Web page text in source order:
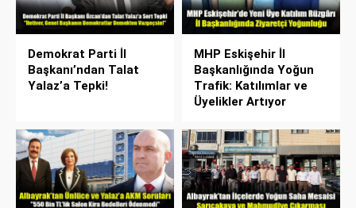
Demokrat Parti İl
Başkanı’ndan Talat
Yalaz’a Tepki!
MHP Eskişehir İl
Başkanlığında Yoğun
Trafik: Katılımlar ve
Üyelikler Artıyor